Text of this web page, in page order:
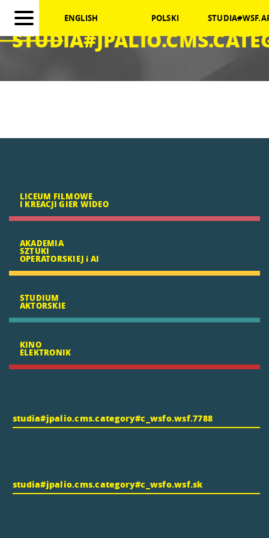
ENGLISH POLSKI
LICEUM FILMOWE
I KREACJI GIER WIDEO
AKADEMIA
SZTUKI
OPERATORSKIEJ i AI
STUDIUM
AKTORSKIE
KINO
ELEKTRONIK
studia#jpalio.cms.category#c_wsfo.wsf.7788
studia#jpalio.cms.category#c_wsfo.wsf.sk